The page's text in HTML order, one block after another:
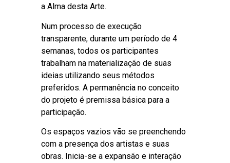
a Alma desta Arte.
Num processo de execução
transparente, durante um período de 4
semanas, todos os participantes
trabalham na materialização de suas
ideias utilizando seus métodos
preferidos. A permanência no conceito
do projeto é premissa básica para a
participação.
Os espaços vazios vão se preenchendo
com a presença dos artistas e suas
obras. Inicia-se a expansão e interação